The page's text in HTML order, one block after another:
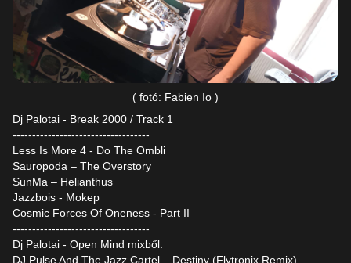
( fotó: Fabien Io )
Dj Palotai - Break 2000 / Track 1
-----------------------------------
Less Is More 4 - Do The Ombli
Sauropoda – The Overstory
SunMa – Helianthus
Jazzbois - Mokep
Cosmic Forces Of Oneness - Part II
-----------------------------------
Dj Palotai - Open Mind mixből:
DJ Pulse And The Jazz Cartel – Destiny (Flytronix Remix)